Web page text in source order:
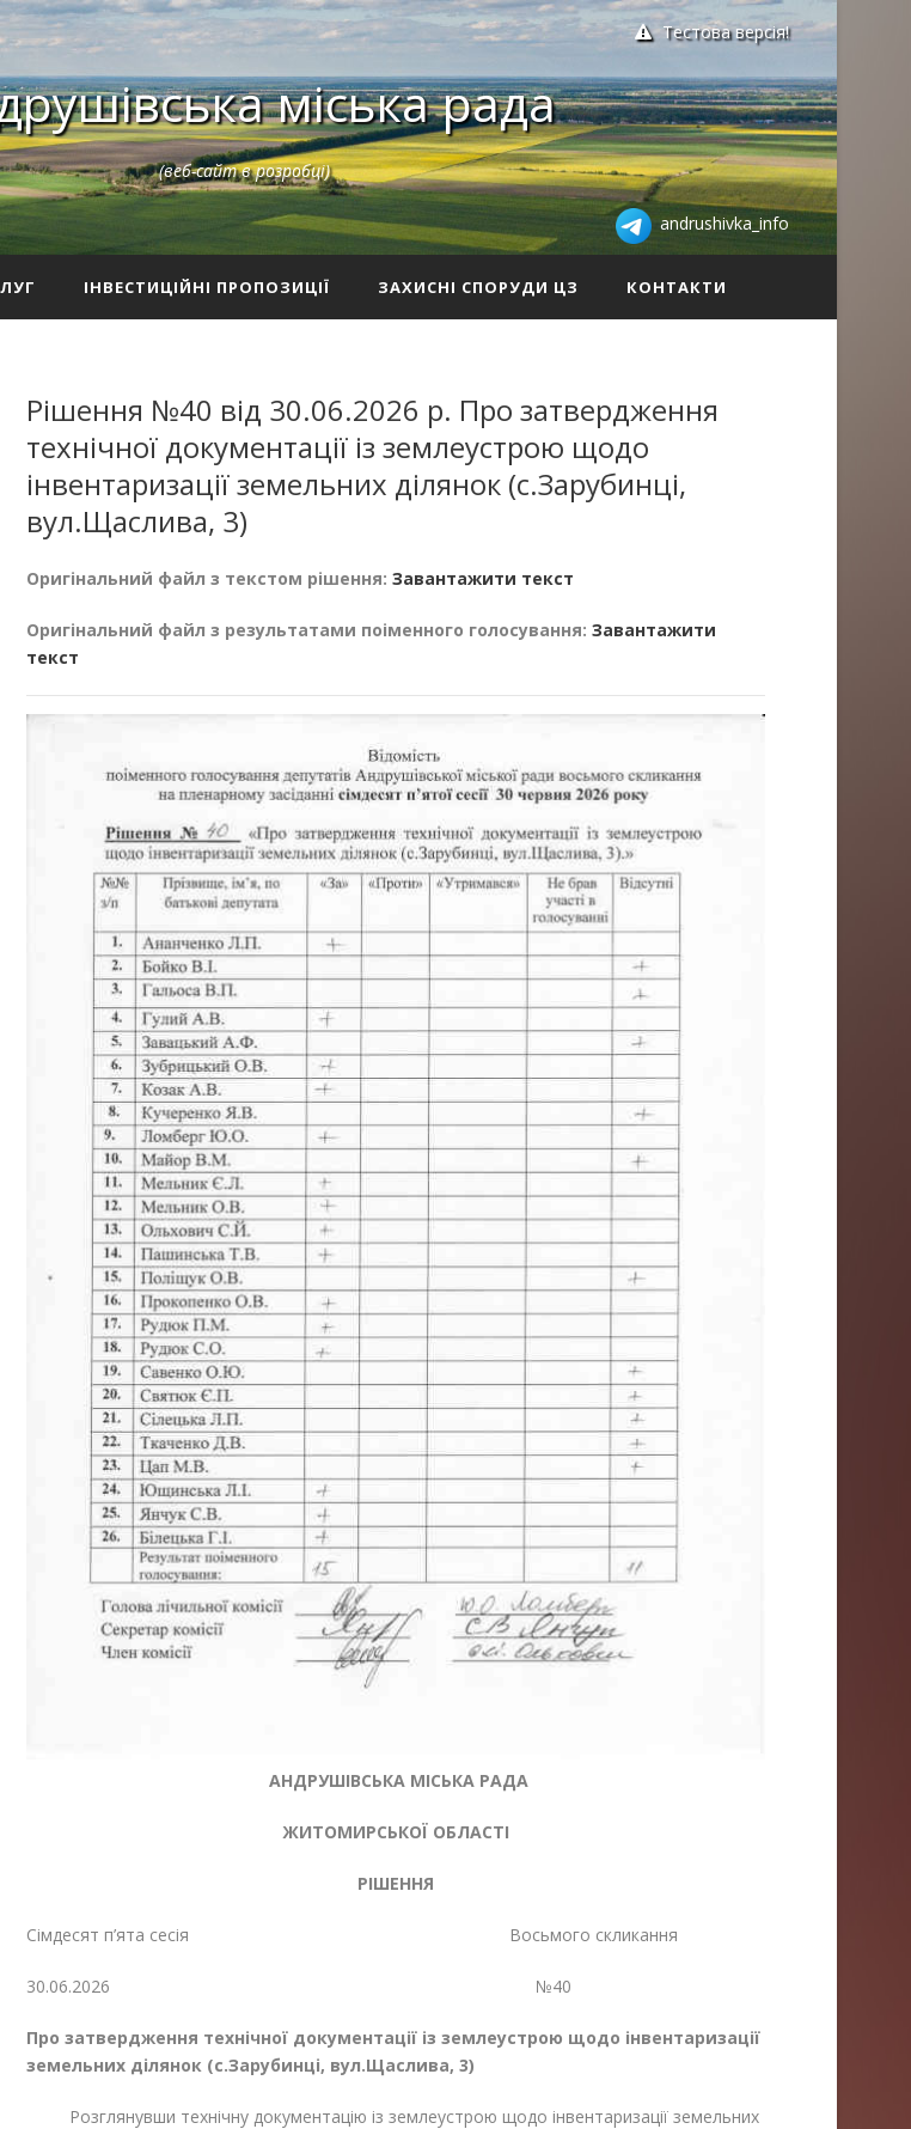
Тестова версія!
міська рада
(веб-сайт в розробці)
andrushivka_info
ІНВЕСТИЦІЙНІ ПРОПОЗИЦІЇ ЗАХИСНІ СПОРУДИ ЦЗ КОНТАКТИ
Рішення №40 від 30.06.2026 р. Про затвердження
технічної документації із землеустрою щодо
інвентаризації земельних ділянок (с.Зарубинці,
вул.Щаслива, 3)
Оригінальний файл з текстом рішення: Завантажити текст
Оригінальний файл з результатами поіменного голосування: Завантажити
текст
АНДРУШІВСЬКА МІСЬКА РАДА
ЖИТОМИРСЬКОЇ ОБЛАСТІ
РІШЕННЯ
Сімдесят п’ята сесія Восьмого скликання
30.06.2026 №40
Про затвердження технічної документації із землеустрою щодо інвентаризації
земельних ділянок (с.Зарубинці, вул.Щаслива, 3)
Розглянувши технічну документацію із землеустрою щодо інвентаризації земельних